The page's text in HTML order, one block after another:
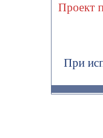
Проект
При